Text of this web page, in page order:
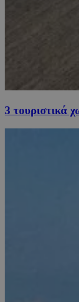
3 τουριστικά